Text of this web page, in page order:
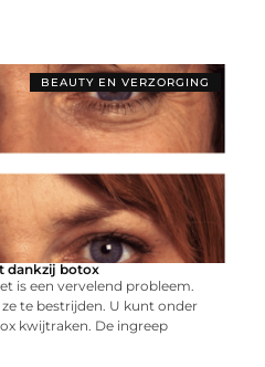
BEAUTY EN VERZORGING
dankzij botox
is een vervelend probleem.
te bestrijden. U kunt onder
kwijtraken. De ingreep